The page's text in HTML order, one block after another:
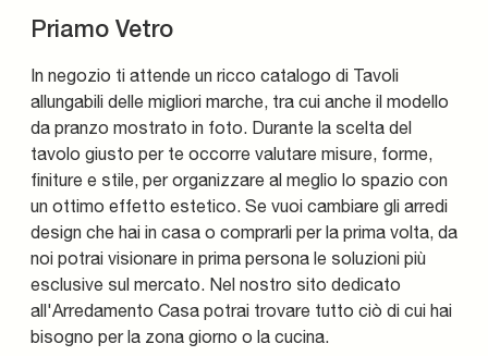
Priamo Vetro
In negozio ti attende un ricco catalogo di Tavoli
allungabili delle migliori marche, tra cui anche il modello
da pranzo mostrato in foto. Durante la scelta del
tavolo giusto per te occorre valutare misure, forme,
finiture e stile, per organizzare al meglio lo spazio con
un ottimo effetto estetico. Se vuoi cambiare gli arredi
design che hai in casa o comprarli per la prima volta, da
noi potrai visionare in prima persona le soluzioni più
esclusive sul mercato. Nel nostro sito dedicato
all'Arredamento Casa potrai trovare tutto ciò di cui hai
bisogno per la zona giorno o la cucina.